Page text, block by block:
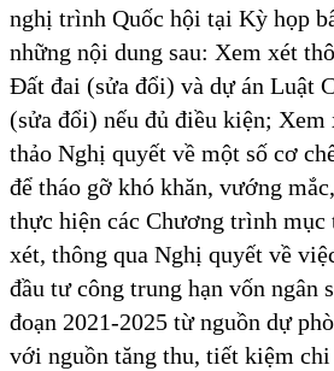
nghị trình Quốc hội tại Kỳ họp
những nội dung sau: Xem xét
Đất đai (sửa đổi) và dự án Luật
(sửa đổi) nếu đủ điều kiện; Xem
thảo Nghị quyết về một số cơ
để tháo gỡ khó khăn, vướng
thực hiện các Chương trình mục
xét, thông qua Nghị quyết về
đầu tư công trung hạn vốn ngân
đoạn 2021-2025 từ nguồn dự
với nguồn tăng thu, tiết kiệm chi